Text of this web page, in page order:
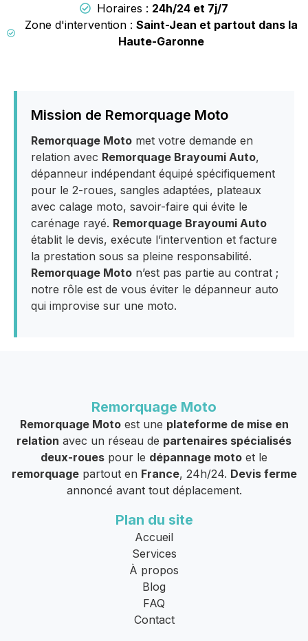
Horaires : 24h/24 et 7j/7
Zone d'intervention : Saint-Jean et partout dans la
Haute-Garonne
Mission de Remorquage Moto
Remorquage Moto met votre demande en
relation avec Remorquage Brayoumi Auto,
dépanneur indépendant équipé spécifiquement
pour le 2-roues, sangles adaptées, plateaux
avec calage moto, savoir-faire qui évite le
carénage rayé. Remorquage Brayoumi Auto
établit le devis, exécute l’intervention et facture
la prestation sous sa pleine responsabilité.
Remorquage Moto n’est pas partie au contrat ;
notre rôle est de vous éviter le dépanneur auto
qui improvise sur une moto.
Remorquage Moto
Remorquage Motoest une plateforme de mise en
relation avec un réseau de partenaires spécialisés
deux-roues pour le dépannage moto et le
remorquagepartout en France, 24h/24. Devis ferme
annoncé avant tout déplacement.
Plan du site
Accueil
Services
À propos
Blog
FAQ
Contact